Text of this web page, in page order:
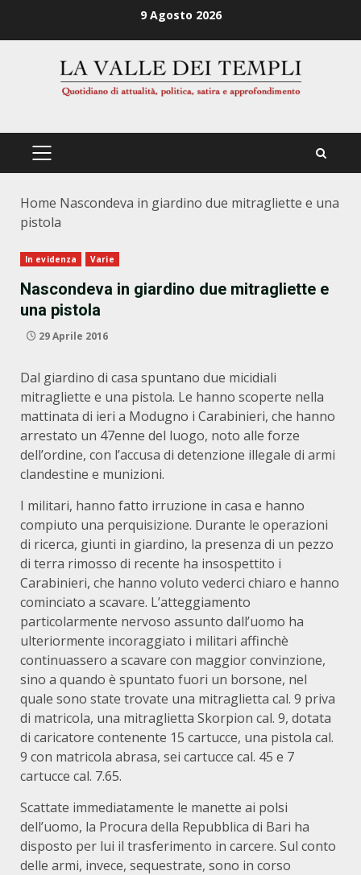
9 Agosto 2026
PRIMÄRES
Home Nascondeva in giardino due mitragliette e una
pistola
In evidenza Varie
Nascondeva in giardino due mitragliette e
una pistola
29 Aprile 2016
Dal giardino di casa spuntano due micidiali
mitragliette e una pistola. Le hanno scoperte nella
mattinata di ieri a Modugno i Carabinieri, che hanno
arrestato un 47enne del luogo, noto alle forze
dell’ordine, con l’accusa di detenzione illegale di armi
clandestine e munizioni.
I militari, hanno fatto irruzione in casa e hanno
compiuto una perquisizione. Durante le operazioni
di ricerca, giunti in giardino, la presenza di un pezzo
di terra rimosso di recente ha insospettito i
Carabinieri, che hanno voluto vederci chiaro e hanno
cominciato a scavare. L’atteggiamento
particolarmente nervoso assunto dall’uomo ha
ulteriormente incoraggiato i militari affinchè
continuassero a scavare con maggior convinzione,
sino a quando è spuntato fuori un borsone, nel
quale sono state trovate una mitraglietta cal. 9 priva
di matricola, una mitraglietta Skorpion cal. 9, dotata
di caricatore contenente 15 cartucce, una pistola cal.
9 con matricola abrasa, sei cartucce cal. 45 e 7
cartucce cal. 7.65.
Scattate immediatamente le manette ai polsi
dell’uomo, la Procura della Repubblica di Bari ha
disposto per lui il trasferimento in carcere. Sul conto
delle armi, invece, sequestrate, sono in corso